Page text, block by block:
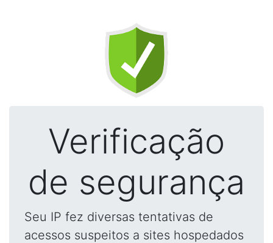
Verificação
de segurança
Seu IP fez diversas tentativas de
acessos suspeitos a sites hospedados